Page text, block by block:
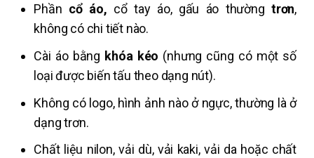
Phần cổ áo, cổ tay áo, gấu áo thường trơn,
không có chi tiết nào.
Cài áo bằng khóa kéo (nhưng cũng có một số
loại được biến tấu theo dạng nút).
Không có logo, hình ảnh nào ở ngực, thường là ở
dạng trơn.
Chất liệu nilon, vải dù, vải kaki, vải da hoặc chất